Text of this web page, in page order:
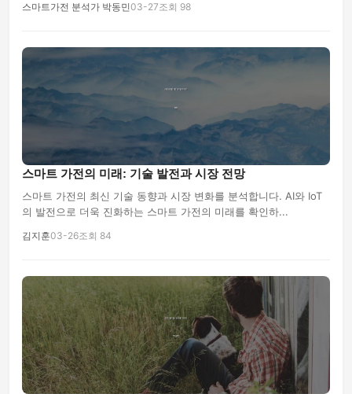
스마트가전 분석가 박동민03-27조회 98
스마트 가전의 미래: 기술 발전과 시장 전망
스마트 가전의 최신 기술 동향과 시장 변화를 분석합니다. AI와 IoT
의 발전으로 더욱 진화하는 스마트 가전의 미래를 확인하...
김지훈03-26조회 84